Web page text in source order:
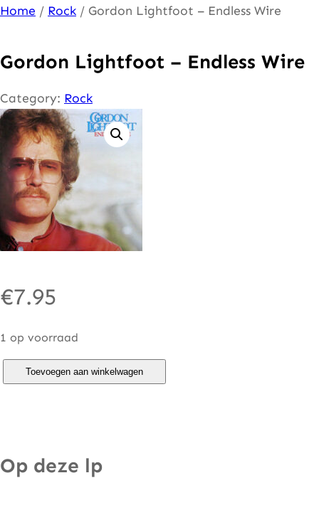
Ga
de
inhoud
Home / Rock / Gordon Lightfoot – Endless Wire
Gordon Lightfoot – Endless Wire
Category: Rock
€7.95
1 op voorraad
n
Toevoegen aan winkelwagen
Op deze lp